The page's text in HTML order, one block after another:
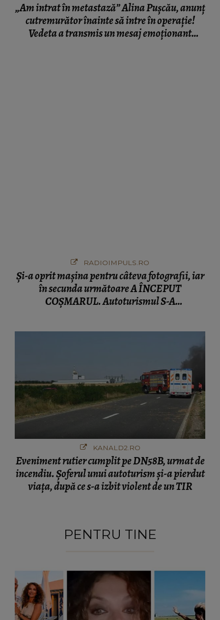
„Am intrat în metastază” Alina Pușcău, anunț
cutremurător înainte să intre în operație!
Vedeta a transmis un mesaj emoționant
Martorii NU au bănuit nicio clipă că se va
ajunge într-o asemenea situație
Eveniment rutier cumplit pe DN58B, urmat de
incendiu. Șoferul unui autoturism și-a pierdut
viața, după ce s-a izbit violent de un TIR
PENTRU TINE